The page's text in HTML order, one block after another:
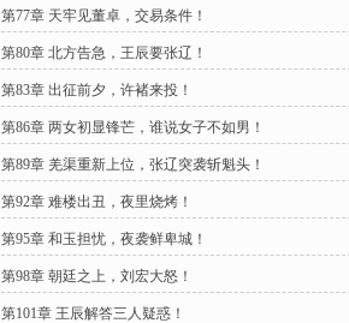
第77章 天牢见董卓，交易条件！
第80章 北方告急，王辰要张辽！
第83章 出征前夕，许褚来投！
第86章 两女初显锋芒，谁说女子不如男！
第89章 羌渠重新上位，张辽突袭斩魁头！
第92章 难楼出丑，夜里烧烤！
第95章 和玉担忧，夜袭鲜卑城！
第98章 朝廷之上，刘宏大怒！
第101章 王辰解答三人疑惑！